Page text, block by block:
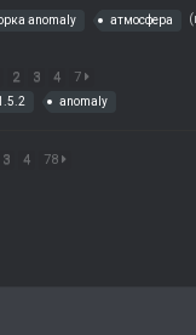
anomaly атмосфера
2 3 4 7
anomaly
3 4 78